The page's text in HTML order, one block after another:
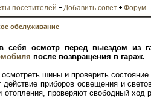
посетителей Добавить совет Форум
обслуживание
осмотр перед выездом из
после возвращения в гараж.
шины и проверить состояние
приборов освещения и
отопления, проверяют свободный ход